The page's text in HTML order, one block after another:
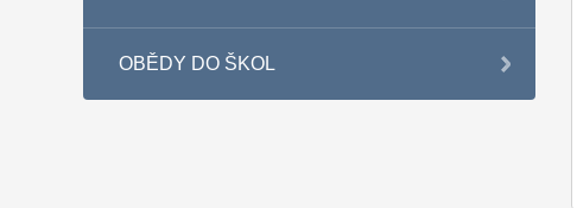
OBĚDY DO ŠKOL